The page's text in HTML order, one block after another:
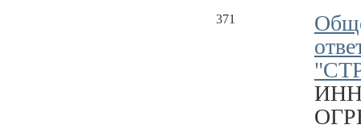
371
ИНН